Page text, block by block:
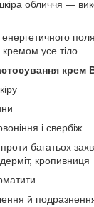
обличчя —
енергетичного
усе тіло.
крем
і свербіж
багатьох
кропивниця
й